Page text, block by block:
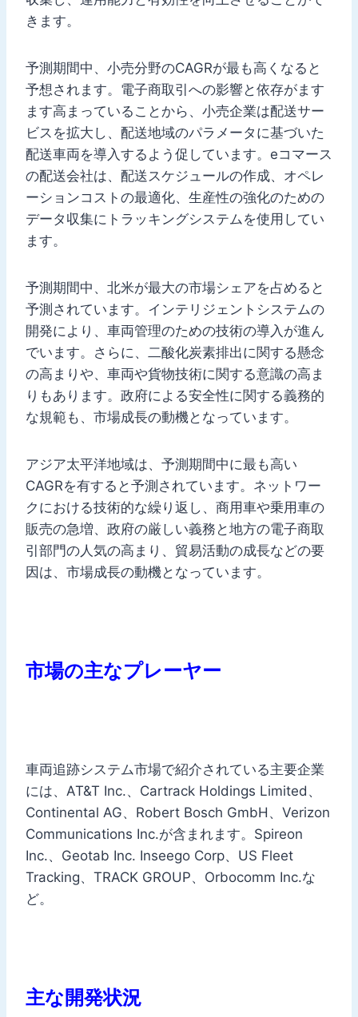
きます。
予測期間中、小売分野のCAGRが最も高くなると
予想されます。電子商取引への影響と依存がます
ます高まっていることから、小売企業は配送サー
ビスを拡大し、配送地域のパラメータに基づいた
配送車両を導入するよう促しています。eコマース
の配送会社は、配送スケジュールの作成、オペレ
ーションコストの最適化、生産性の強化のための
データ収集にトラッキングシステムを使用してい
ます。
予測期間中、北米が最大の市場シェアを占めると
予測されています。インテリジェントシステムの
開発により、車両管理のための技術の導入が進ん
でいます。さらに、二酸化炭素排出に関する懸念
の高まりや、車両や貨物技術に関する意識の高ま
りもあります。政府による安全性に関する義務的
な規範も、市場成長の動機となっています。
アジア太平洋地域は、予測期間中に最も高い
CAGRを有すると予測されています。ネットワー
クにおける技術的な繰り返し、商用車や乗用車の
販売の急増、政府の厳しい義務と地方の電子商取
引部門の人気の高まり、貿易活動の成長などの要
因は、市場成長の動機となっています。
市場の主なプレーヤー
車両追跡システム市場で紹介されている主要企業
には、AT&T Inc.、Cartrack Holdings Limited、
Continental AG、Robert Bosch GmbH、Verizon
Communications Inc.が含まれます。Spireon
Inc.、Geotab Inc. Inseego Corp、US Fleet
Tracking、TRACK GROUP、Orbocomm Inc.な
ど。
主な開発状況